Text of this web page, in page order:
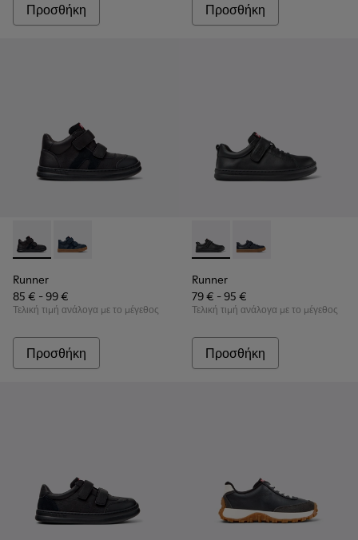
Προσθήκη Προσθήκη
Runner - K900384-002 - Μαύρα παιδικά αθλητικά
Runner - K900384-001 - Παιδικά αθλητικά
Runner
85 € - 99 €
Τελική τιμή ανάλογα με το μέγεθος
Προσθήκη
Runner - K800319-001 -
Runner - K800319-
Runner
79 € - 95 €
Τελική τιμή ανάλογα με το μέγεθος
Προσθήκη